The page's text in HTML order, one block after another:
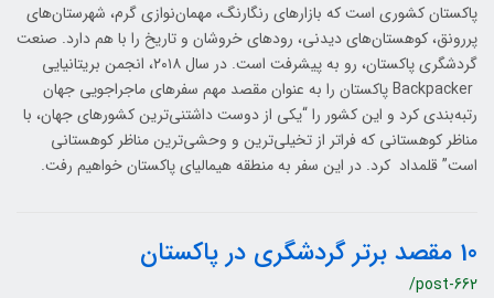
پاکستان کشوری است که بازارهای رنگارنگ، مهمان‌نوازی گرم، شهرستان‌های
پررونق، کوهستان‌های دیدنی، رودهای خروشان و تاریخ را با هم دارد. صنعت
گردشگری پاکستان، رو به پیشرفت است. در سال ۲۰۱۸، انجمن بریتانیایی
Backpacker پاکستان را به عنوان مقصد مهم سفرهای ماجراجویی جهان
رتبه‌بندی کرد و این کشور را “یکی از دوست داشتنی‌­ترین کشورهای جهان، با
مناظر کوهستانی که فراتر از تخیلی‌ترین و وحشی‌ترین مناظر کوهستانی
است” قلمداد کرد. در این سفر به منطقه هیمالیای پاکستان خواهیم رفت.
10 مقصد برتر گردشگری در پاکستان
/post-662